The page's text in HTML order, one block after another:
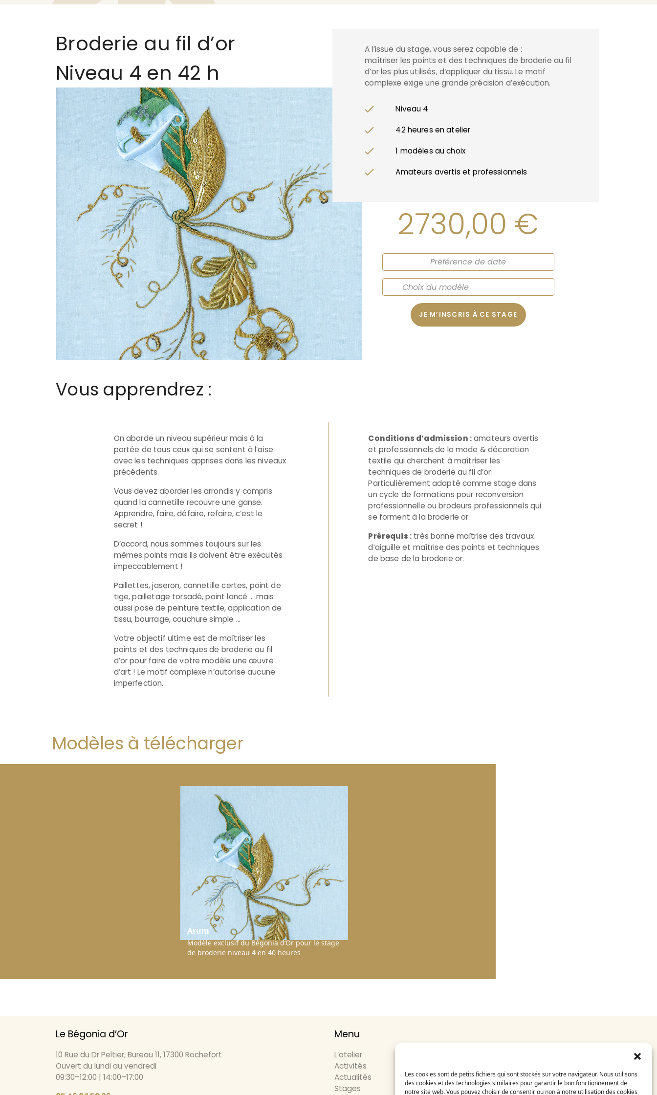
Les cookies sont de petits fichiers qui sont stockés sur votre navigateur. Nous utilisons
des cookies et des technologies similaires pour garantir le bon fonctionnement de
notre site web. Vous pouvez choisir de consentir ou non à notre utilisation des cookies
Broderie au fil d’or
Niveau 4 en 42 h
A l’issue du stage, vous serez capable de :
maîtriser les points et des techniques de broderie au fil
d’or les plus utilisés, d’appliquer du tissu. Le motif
complexe exige une grande précision d’exécution.
Niveau 4
42 heures en atelier
1 modèles au choix
Amateurs avertis et professionnels
2730,00 €
JE M’INSCRIS À CE STAGE
Vous apprendrez :
On aborde un niveau supérieur mais à la
portée de tous ceux qui se sentent à l’aise
avec les techniques apprises dans les niveaux
précédents.
Vous devez aborder les arrondis y compris
quand la cannetille recouvre une ganse.
Apprendre, faire, défaire, refaire, c’est le
secret !
D’accord, nous sommes toujours sur les
mêmes points mais ils doivent être exécutés
impeccablement !
Paillettes, jaseron, cannetille certes, point de
tige, pailletage torsadé, point lancé … mais
aussi pose de peinture textile, application de
tissu, bourrage, couchure simple …
Votre objectif ultime est de maîtriser les
points et des techniques de broderie au fil
d’or pour faire de votre modèle une œuvre
d’art ! Le motif complexe n’autorise aucune
imperfection.
Conditions d’admission :amateurs avertis
et professionnels de la mode & décoration
textile qui cherchent à maîtriser les
techniques de broderie au fil d’or.
Particulièrement adapté comme stage dans
un cycle de formations pour reconversion
professionnelle ou brodeurs professionnels qui
se forment à la broderie or.
Prérequis : très bonne maîtrise des travaux
d’aiguille et maîtrise des points et techniques
de base de la broderie or.
Modèles à télécharger
Arum
Modèle exclusif du Bégonia d’Or pour le stage
de broderie niveau 4 en 40 heures
Le Bégonia d’Or
10 Rue du Dr Peltier, Bureau 11, 17300 Rochefort
Ouvert du lundi au vendredi
09:30–12:00 | 14:00–17:00
Menu
L’atelier
Activités
Actualités
Stages
Mentions légales
FAQ